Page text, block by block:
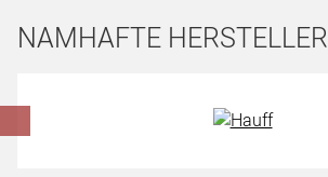
NAMHAFTE HERSTELLER